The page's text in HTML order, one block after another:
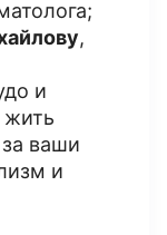
,
и
жить
ваши
и